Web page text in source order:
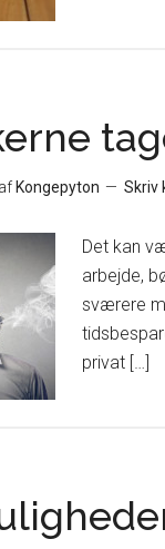
af Kongepyton Skriv
Det kan
arbejde,
sværere
privat […]